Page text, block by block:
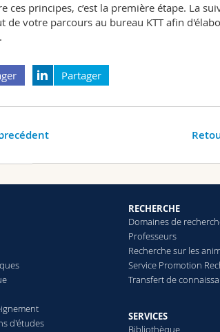
ces principes, c’est la première étape. La
de votre parcours au bureau KTT afin
Partager
d'études
RECHERCHE
Domaines de
Professeurs
Recherche sur les
Service Promotion
Transfert de
SERVICES
Bibliothèque